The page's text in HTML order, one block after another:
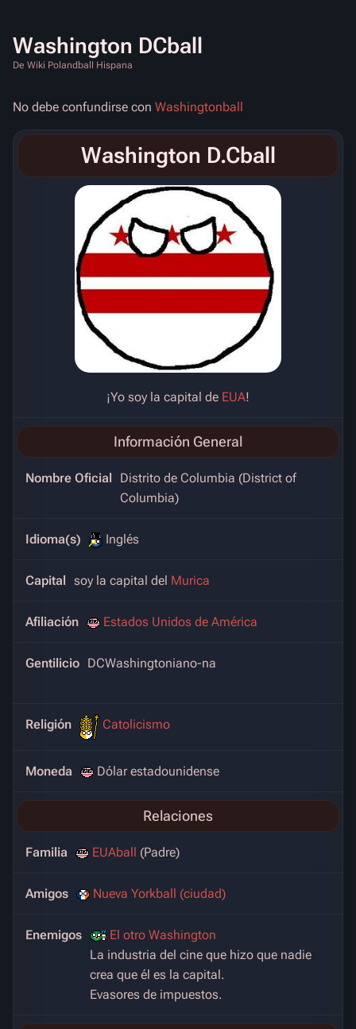
Washington DCball
De Wiki Polandball Hispana
No debe confundirse con Washingtonball
Washington D.Cball
¡Yo soy la capital de EUA!
Información General
Nombre Oficial
Distrito de Columbia (District of
Columbia)
Idioma(s) Inglés
Capital soy la capital del Murica
Afiliación Estados Unidos de América
Gentilicio DCWashingtoniano-na
Religión Catolicismo
Moneda Dólar estadounidense
Relaciones
Familia EUAball (Padre)
Amigos Nueva Yorkball (ciudad)
Enemigos
El otro Washington
La industria del cine que hizo que nadie
crea que él es la capital.
Evasores de impuestos.